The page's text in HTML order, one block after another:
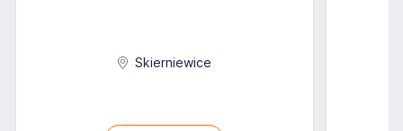
Skierniewice